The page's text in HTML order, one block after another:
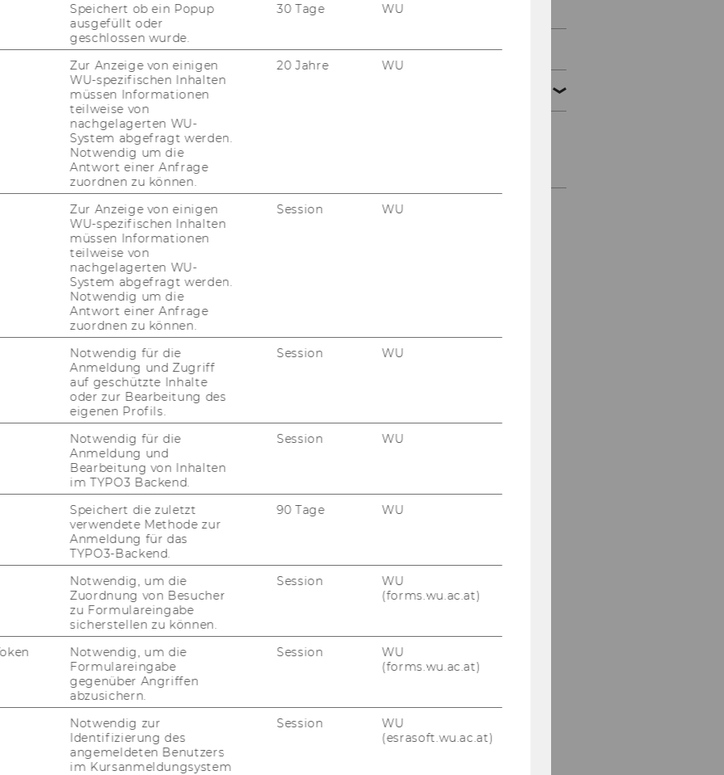
PI)
and Wri­ting on
II
- Ver­tie­fung
5996, 5997,
6002, 6003, 6004,
PI)
(6137, PI)
Wirt­
An­wen­dung (VUE -
6306, 6307, 6308,
2023/24
unten, um mehr über
und deren In­hal­te zu er­fah­ren.
Didaktisches Konzept
Qualität der Lehre
Speichert ob ein Popup
ausgefüllt oder
geschlossen wurde.
30 Tage WU
Zur Anzeige von einigen
WU-spezifischen Inhalten
müssen Informationen
teilweise von
nachgelagerten WU-
System abgefragt werden.
Notwendig um die
Antwort einer Anfrage
zuordnen zu können.
20 Jahre WU
Zur Anzeige von einigen
WU-spezifischen Inhalten
müssen Informationen
teilweise von
nachgelagerten WU-
System abgefragt werden.
Notwendig um die
Antwort einer Anfrage
zuordnen zu können.
Session WU
Notwendig für die
Anmeldung und Zugriff
auf geschützte Inhalte
oder zur Bearbeitung des
eigenen Profils.
Session WU
Notwendig für die
Anmeldung und
Bearbeitung von Inhalten
im TYPO3 Backend.
Session WU
Speichert die zuletzt
verwendete Methode zur
Anmeldung für das
TYPO3-Backend.
90 Tage WU
Notwendig, um die
Zuordnung von Besucher
zu Formulareingabe
sicherstellen zu können.
Session
WU
(forms.wu.ac.at)
Notwendig, um die
Formulareingabe
gegenüber Angriffen
abzusichern.
Session
WU
(forms.wu.ac.at)
Notwendig zur
Identifizierung des
angemeldeten Benutzers
im Kursanmeldungsystem
Session
WU
(esrasoft.wu.ac.at)